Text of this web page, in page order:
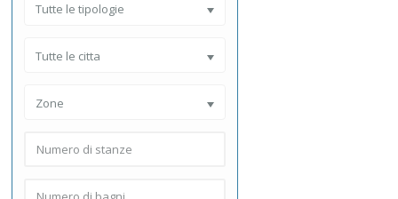
Tutte le tipologie
Tutte le citta
Zone